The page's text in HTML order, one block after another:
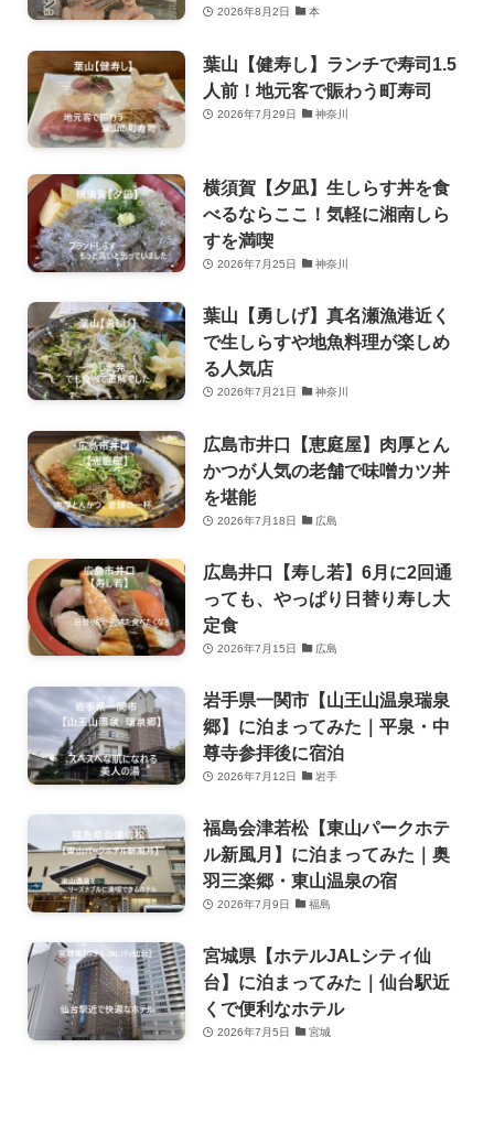
2026年8月2日 本
葉山【健寿し】ランチで寿司1.5
人前！地元客で賑わう町寿司
2026年7月29日 神奈川
横須賀【夕凪】生しらす丼を食
べるならここ！気軽に湘南しら
すを満喫
2026年7月25日 神奈川
葉山【勇しげ】真名瀬漁港近く
で生しらすや地魚料理が楽しめ
る人気店
2026年7月21日 神奈川
広島市井口【恵庭屋】肉厚とん
かつが人気の老舗で味噌カツ丼
を堪能
2026年7月18日 広島
広島井口【寿し若】6月に2回通
っても、やっぱり日替り寿し大
定食
2026年7月15日 広島
岩手県一関市【山王山温泉瑞泉
郷】に泊まってみた｜平泉・中
尊寺参拝後に宿泊
2026年7月12日 岩手
福島会津若松【東山パークホテ
ル新風月】に泊まってみた｜奥
羽三楽郷・東山温泉の宿
2026年7月9日 福島
宮城県【ホテルJALシティ仙
台】に泊まってみた｜仙台駅近
くで便利なホテル
2026年7月5日 宮城